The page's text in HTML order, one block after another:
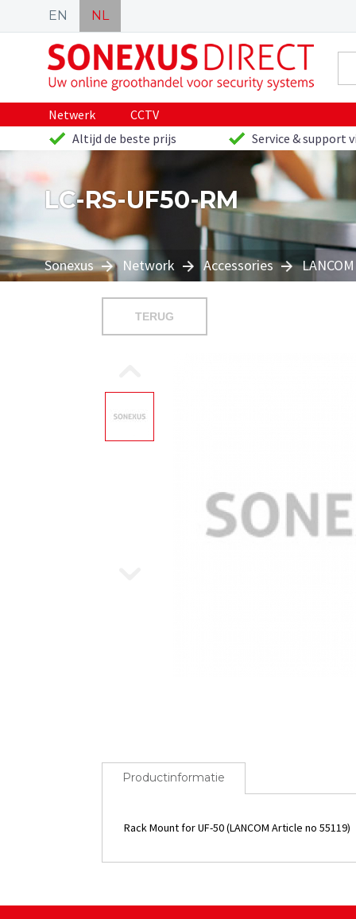
EN NL
Netwerk
CCTV
Altijd de beste prijs
Service & support
LC-RS-UF50-RM
Sonexus Network Accessories LANCOM
TERUG
Productinformatie
Rack Mount for UF-50 (LANCOM Article no 55119)